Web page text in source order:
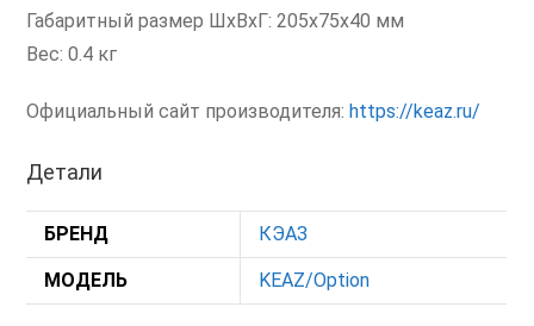
Габаритный размер ШхВхГ: 205x75x40 мм
Вес: 0.4 кг
Официальный сайт производителя:https://keaz.ru/
Детали
БРЕНД КЭАЗ
МОДЕЛЬ KEAZ/Option